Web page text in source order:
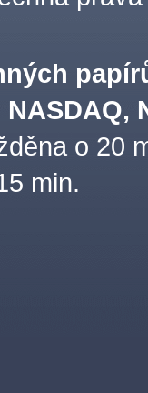
NASDAQ,
o 20
min.